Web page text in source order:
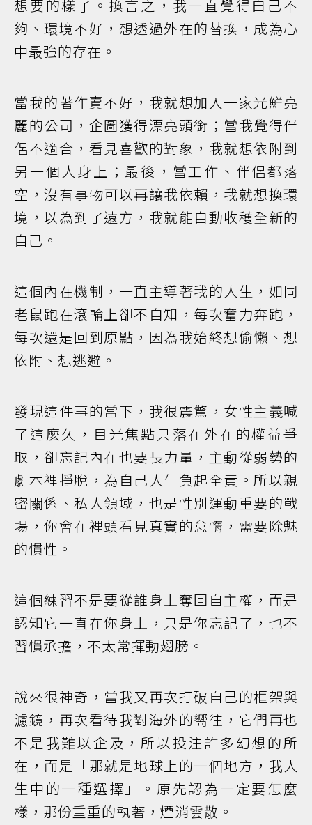
想要的樣子。換言之，我一直覺得自己不
夠、環境不好，想透過外在的替換，成為心
中最強的存在。
當我的著作賣不好，我就想加入一家光鮮亮
麗的公司，企圖獲得漂亮頭銜；當我覺得伴
侶不適合，看見喜歡的對象，我就想依附到
另一個人身上；最後，當工作、伴侶都落
空，沒有事物可以再讓我依賴，我就想換環
境，以為到了遠方，我就能自動收穫全新的
自己。
這個內在機制，一直主導著我的人生，如同
老鼠跑在滾輪上卻不自知，每次奮力奔跑，
每次還是回到原點，因為我始終想偷懶、想
依附、想逃避。
發現這件事的當下，我很震驚，女性主義喊
了這麼久，目光焦點只落在外在的權益爭
取，卻忘記內在也要長力量，主動從弱勢的
劇本裡掙脫，為自己人生負起全責。所以親
密關係、私人領域，也是性別運動重要的戰
場，你會在裡頭看見真實的怠惰，需要除魅
的慣性。
這個練習不是要從誰身上奪回自主權，而是
認知它一直在你身上，只是你忘記了，也不
習慣承擔，不太常揮動翅膀。
說來很神奇，當我又再次打破自己的框架與
濾鏡，再次看待我對海外的嚮往，它們再也
不是我難以企及，所以投注許多幻想的所
在，而是「那就是地球上的一個地方，我人
生中的一種選擇」。原先認為一定要怎麼
樣，那份重重的執著，煙消雲散。